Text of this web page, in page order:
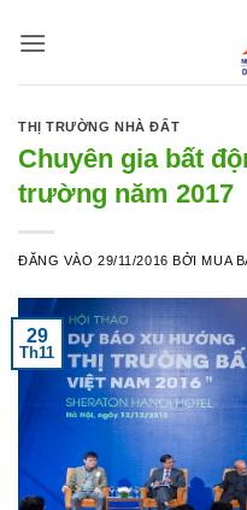
qua
THỊ TRƯỜNG NHÀ ĐẤT
Chuyên gia bất
trường năm 2017
ĐĂNG VÀO29/11/2016 BỞI MUA
29
Th11